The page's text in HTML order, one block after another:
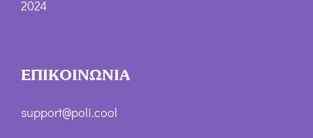
2024
ΕΠΙΚΟΙΝΩΝΙΑ
support@poli.cool